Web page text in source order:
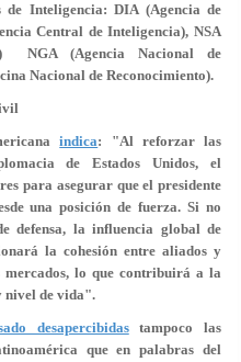
Inteligencia: DIA (Agencia de
Central de Inteligencia), NSA
NGA (Agencia Nacional de
Nacional de Reconocimiento).
indica: "Al reforzar las
de Estados Unidos, el
para asegurar que el presidente
una posición de fuerza. Si no
defensa, la influencia global de
la cohesión entre aliados y
mercados, lo que contribuirá a la
nivel de vida".
desapercibidastampoco las
que en palabras del